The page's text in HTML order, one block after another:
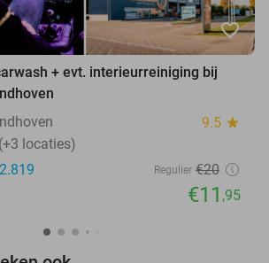
favorite_border
+ evt. interieurreiniging bij
9.5 star
locaties)
Regulier €20
€11 ,95